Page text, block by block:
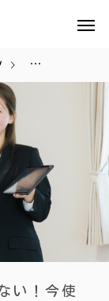
リフォーム補
い！今使